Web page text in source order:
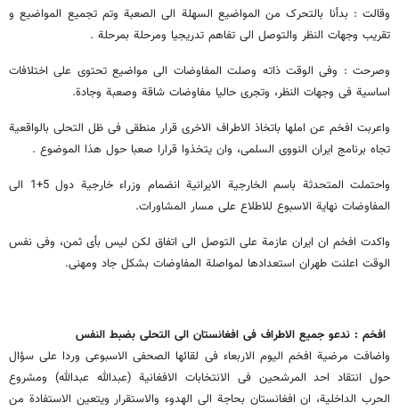
وقالت : بدأنا بالتحرک من المواضیع السهلة الی الصعبة وتم تجمیع المواضیع و
تقریب وجهات النظر والتوصل الی تفاهم تدریجیا ومرحلة بمرحلة .
وصرحت : وفی الوقت ذاته وصلت المفاوضات الی مواضیع تحتوی علی اختلافات
اساسیة فی وجهات النظر، وتجری حالیا مفاوضات شاقة وصعبة وجادة.
واعربت افخم عن املها باتخاذ الاطراف الاخری قرار منطقی فی ظل التحلی بالواقعیة
تجاه برنامج ایران النووی السلمی، وان یتخذوا قرارا صعبا حول هذا الموضوع .
واحتملت المتحدثة باسم الخارجیة الایرانیة انضمام وزراء خارجیة دول 5+1 الی
المفاوضات نهایة الاسبوع للاطلاع علی مسار المشاورات.
واکدت افخم ان ایران عازمة علی التوصل الی اتفاق لکن لیس بأی ثمن، وفی نفس
الوقت اعلنت طهران استعدادها لمواصلة المفاوضات بشکل جاد ومهنی.
افخم : ندعو جمیع الاطراف فی افغانستان الی التحلی بضبط النفس
واضافت مرضیة افخم الیوم الاربعاء فی لقائها الصحفی الاسبوعی وردا علی سؤال
حول انتقاد احد المرشحین فی الانتخابات الافغانیة (عبدالله عبدالله) ومشروع
الحرب الداخلیة، ان افغانستان بحاجة الی الهدوء والاستقرار ویتعین الاستفادة من